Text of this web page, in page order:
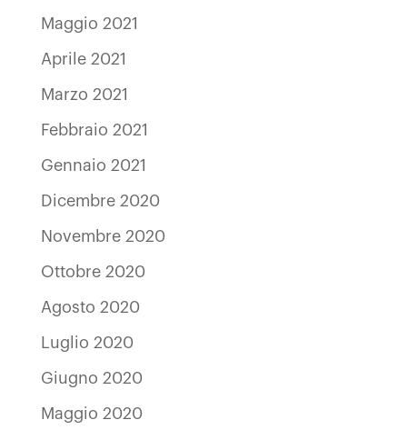
Maggio 2021
Aprile 2021
Marzo 2021
Febbraio 2021
Gennaio 2021
Dicembre 2020
Novembre 2020
Ottobre 2020
Agosto 2020
Luglio 2020
Giugno 2020
Maggio 2020